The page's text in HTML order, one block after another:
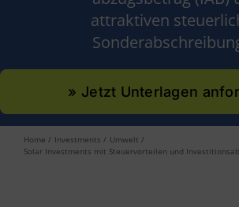
attraktiven
» Jetzt Unterlagen
Home Investments
Umwelt
Solar Investments mit Steuervorteilen und